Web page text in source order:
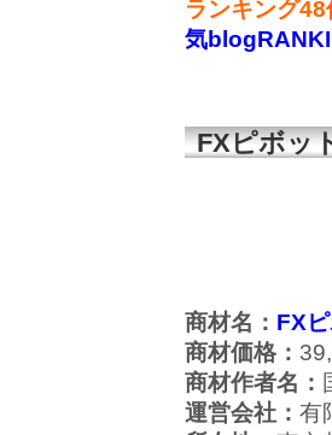
ランキング
気
FXピボッ
商材名： FX
商材価格：
商材作者名：
運営会社： 有